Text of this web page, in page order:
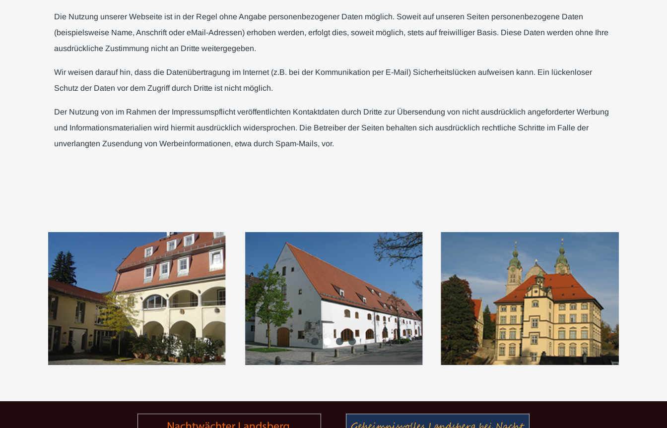
Die Nutzung unserer Webseite ist in der Regel ohne Angabe personenbezogener Daten möglich. Soweit auf unseren Seiten personenbezogene Daten
(beispielsweise Name, Anschrift oder eMail-Adressen) erhoben werden, erfolgt dies, soweit möglich, stets auf freiwilliger Basis. Diese Daten werden ohne Ihre
ausdrückliche Zustimmung nicht an Dritte weitergegeben.
Wir weisen darauf hin, dass die Datenübertragung im Internet (z.B. bei der Kommunikation per E-Mail) Sicherheitslücken aufweisen kann. Ein lückenloser
Schutz der Daten vor dem Zugriff durch Dritte ist nicht möglich.
Der Nutzung von im Rahmen der Impressumspflicht veröffentlichten Kontaktdaten durch Dritte zur Übersendung von nicht ausdrücklich angeforderter Werbung
und Informationsmaterialien wird hiermit ausdrücklich widersprochen. Die Betreiber der Seiten behalten sich ausdrücklich rechtliche Schritte im Falle der
unverlangten Zusendung von Werbeinformationen, etwa durch Spam-Mails, vor.